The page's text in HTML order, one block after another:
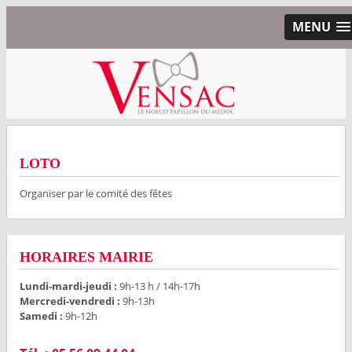
MENU
LOTO
Organiser par le comité des fêtes
HORAIRES MAIRIE
Lundi-mardi-jeudi : 9h-13 h / 14h-17h
Mercredi-vendredi : 9h-13h
Samedi : 9h-12h